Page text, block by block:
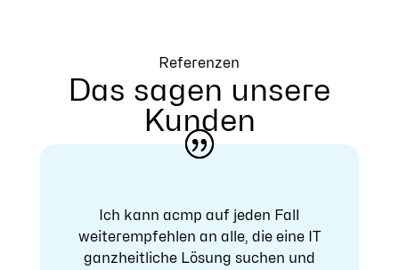
Referenzen
Das sagen unsere
Kunden
Ich kann acmp auf jeden Fall
weiterempfehlen an alle, die eine IT
ganzheitliche Lösung suchen und